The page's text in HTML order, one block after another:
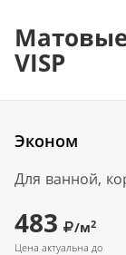
VISP
Эконом
Для ванной,
483 /м2
Цена актуальна до